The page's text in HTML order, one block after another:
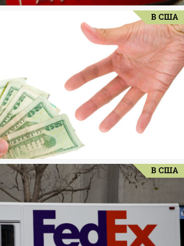
В США
В США